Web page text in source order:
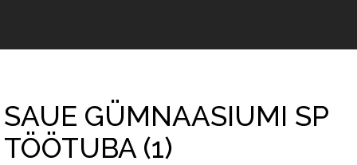
SAUE GÜMNAASIUMI SP
TÖÖTUBA (1)